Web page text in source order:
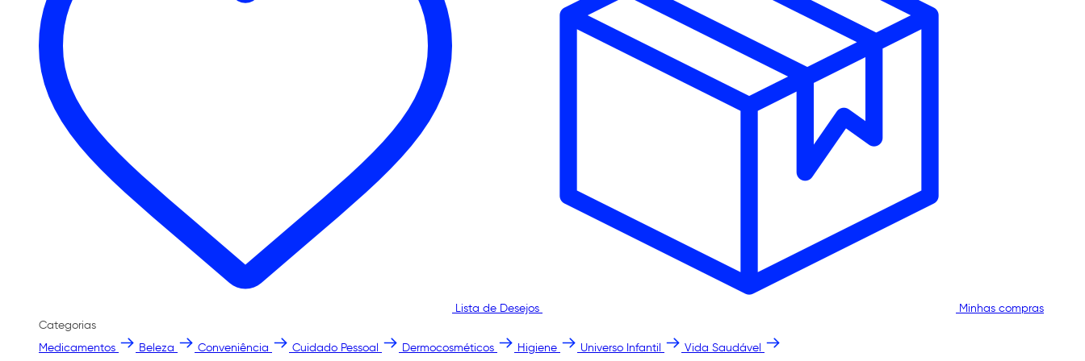
Lista de Desejos
Minhas compras
Categorias
Medicamentos
Beleza Conveniência Cuidado Pessoal Dermocosméticos Higiene Universo Infantil Vida Saudável